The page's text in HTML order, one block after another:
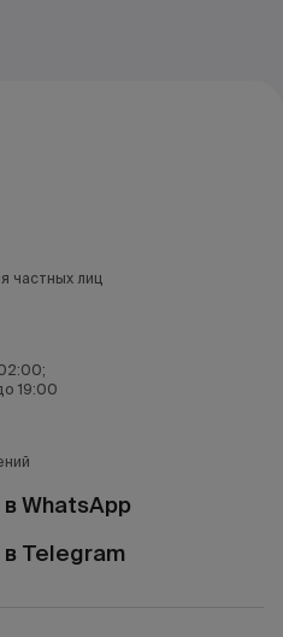
частных лиц
19:00
WhatsApp
Telegram